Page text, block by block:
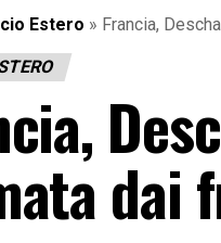
Estero » Francia,
dai